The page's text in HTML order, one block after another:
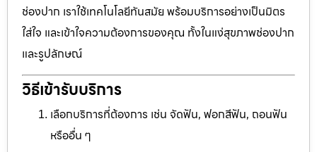
ช่องปาก เราใช้เทคโนโลยีทันสมัย พร้อมบริการอย่างเป็นมิตร
ใส่ใจ และเข้าใจความต้องการของคุณ ทั้งในแง่สุขภาพช่องปาก
และรูปลักษณ์
วิธีเข้ารับบริการ
เลือกบริการที่ต้องการ เช่น จัดฟัน, ฟอกสีฟัน, ถอนฟัน
หรืออื่น ๆ